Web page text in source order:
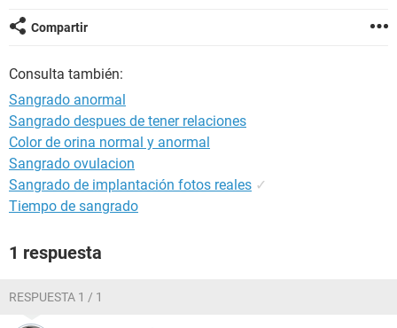
Compartir
Consulta también:
Sangrado anormal
Sangrado despues de tener relaciones
Color de orina normal y anormal
Sangrado ovulacion
Sangrado de implantación fotos reales ✓
Tiempo de sangrado
1 respuesta
RESPUESTA 1 / 1